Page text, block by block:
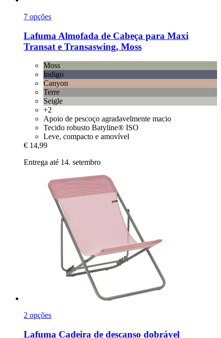
7 opções
Lafuma Almofada de Cabeça para Maxi
Transat e Transaswing, Moss
Moss
Indigo
Canyon
Terre
Seigle
+2
Apoio de pescoço agradavelmente macio
Tecido robusto Batyline® ISO
Leve, compacto e amovível
€ 14,99
Entrega até 14. setembro
2 opções
Lafuma Cadeira de descanso dobrável